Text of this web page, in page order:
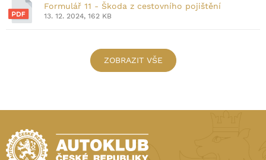
Formulář 11 - Škoda z cestovního pojištění
13. 12. 2024, 162 KB
ZOBRAZIT VŠE